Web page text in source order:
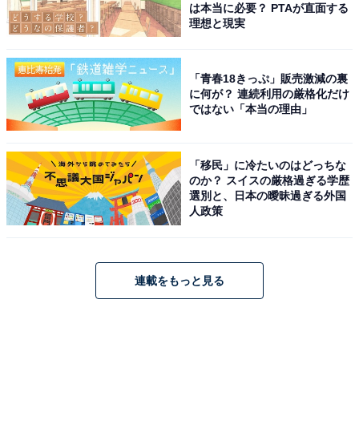
女性）といった声が聞かれました。
※回答者コメントは原文ママです
＞10位までのランキング結果を見る
この記事の筆者：柿崎 真英 プロフィール
2019年よりフリーランスライター・エディターとして活
ウンドを持つ。現在はローカルメディアでの活動を中心
に、エンタメ・トレンド記事なども執筆。
は本当に必要？ PTAが直面する
理想と現実
「青春18きっぷ」販売激減の裏
に何が？ 連続利用の厳格化だけ
ではない「本当の理由」
「移民」に冷たいのはどっちな
のか？ スイスの厳格過ぎる学歴
選別と、日本の曖昧過ぎる外国
人政策
連載をもっと見る